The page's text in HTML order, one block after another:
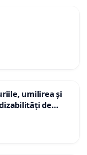
umilirea și
de